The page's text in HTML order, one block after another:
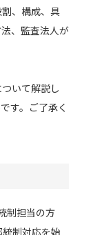
割、構成、具
、監査法人が
いて解説し
す。ご了承く
制担当の方
制対応を始